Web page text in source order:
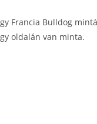
Francia Bulldog
oldalán van minta.